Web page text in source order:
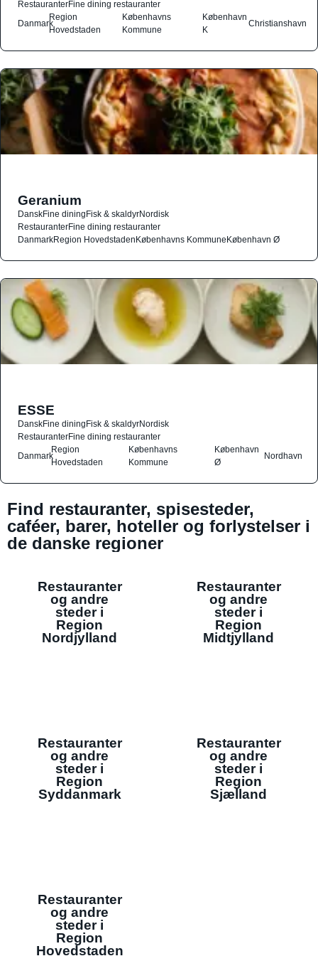
RestauranterFine dining restauranter
Danmark
Region
Hovedstaden
Københavns
Kommune
København
K
Christianshavn
Geranium
DanskFine diningFisk & skaldyrNordisk
RestauranterFine dining restauranter
DanmarkRegion HovedstadenKøbenhavns KommuneKøbenhavn Ø
ESSE
DanskFine diningFisk & skaldyrNordisk
RestauranterFine dining restauranter
Danmark
Region
Hovedstaden
Københavns
Kommune
København
Ø
Nordhavn
Find restauranter, spisesteder,
caféer, barer, hoteller og forlystelser i
de danske regioner
Restauranter
og andre
steder i
Region
Nordjylland
Restauranter
og andre
steder i
Region
Midtjylland
Restauranter
og andre
steder i
Region
Syddanmark
Restauranter
og andre
steder i
Region
Sjælland
Restauranter
og andre
steder i
Region
Hovedstaden